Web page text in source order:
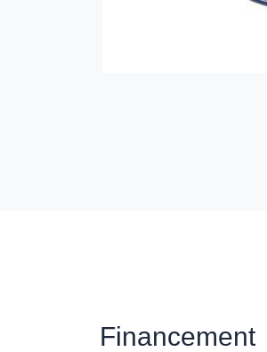
Financement